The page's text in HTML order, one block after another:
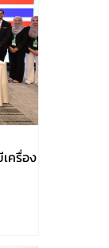
ครื่อง